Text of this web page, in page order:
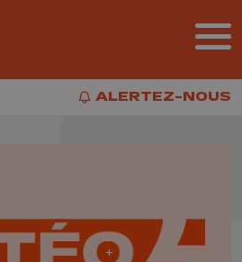
ALERTEZ-NOUS
ALERTEZ-NOUS